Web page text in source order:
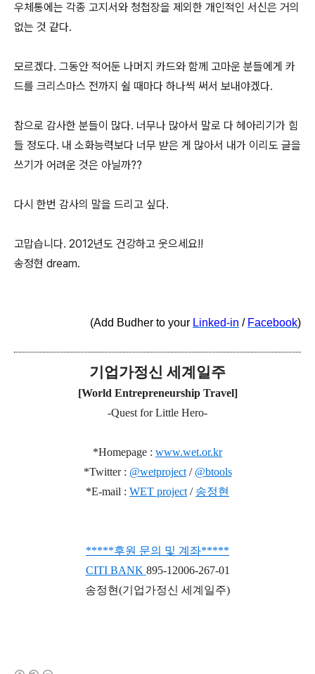
우체통에는 각종 고지서와 청첩장을 제외한 개인적인 서신은 거의
없는 것 같다.
모르겠다. 그동안 적어둔 나머지 카드와 함께 고마운 분들에게 카
드를 크리스마스 전까지 쉴 때마다 하나씩 써서 보내야겠다.
참으로 감사한 분들이 많다. 너무나 많아서 말로 다 헤아리기가 힘
들 정도다. 내 소화능력보다 너무 받은 게 많아서 내가 이리도 글을
쓰기가 어려운 것은 아닐까??
다시 한번 감사의 말을 드리고 싶다.
고맙습니다. 2012년도 건강하고 웃으세요!!
송정현 dream.
(Add Budher to your Linked-in / Facebook)
기업가정신 세계일주
[World Entrepreneurship Travel]
-Quest for Little Hero-
*Homepage : www.wet.or.kr
*Twitter : @wetproject/ @btools
*E-mail : WET project / 송정현
*****후원 문의 및 계좌*****
CITI BANK 895-12006-267-01
송정현(기업가정신 세계일주)